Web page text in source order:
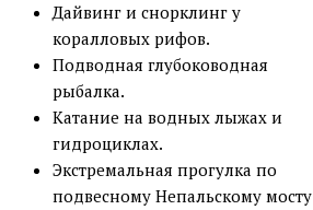
Дайвинг и снорклинг у
коралловых рифов.
Подводная глубоководная
рыбалка.
Катание на водных лыжах и
гидроциклах.
Экстремальная прогулка по
подвесному Непальскому мосту